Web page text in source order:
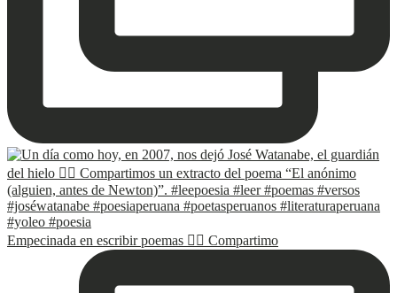
Empecinada en escribir poemas ✍🏽 Compartimo